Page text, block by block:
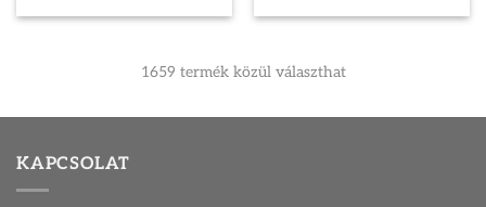
1659 termék közül választhat
KAPCSOLAT